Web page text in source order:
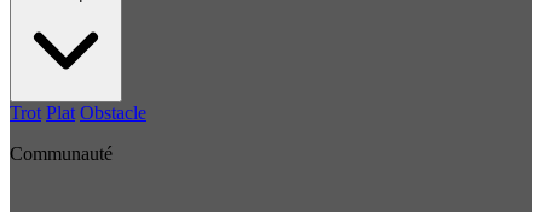
Trot Plat Obstacle
Communauté